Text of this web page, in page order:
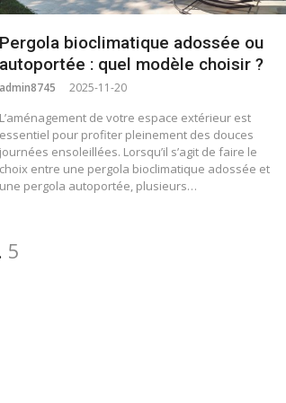
Pergola bioclimatique adossée ou
autoportée : quel modèle choisir ?
admin8745 2025-11-20
L’aménagement de votre espace extérieur est
essentiel pour profiter pleinement des douces
journées ensoleillées. Lorsqu’il s’agit de faire le
choix entre une pergola bioclimatique adossée et
une pergola autoportée, plusieurs…
Page
5